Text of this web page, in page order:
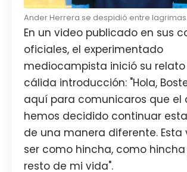
Ander Herrera se despidió entre lagrimas.
En un video publicado en sus
oficiales, el experimentado
mediocampista inició su
cálida introducción: "Hola,
aquí para comunicaros que el
hemos decidido continuar
de una manera diferente. Esta
ser como hincha, como
resto de mi vida".